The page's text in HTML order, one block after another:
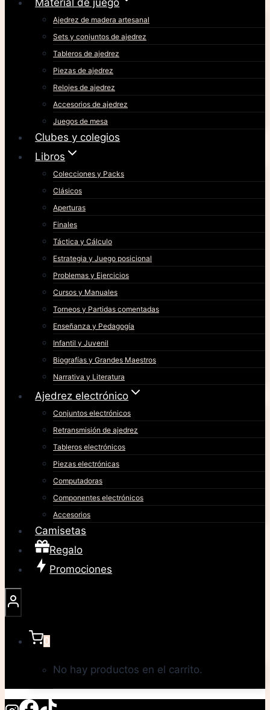
Material de juego
Ajedrez de madera artesanal
Sets y conjuntos de ajedrez
Tableros de ajedrez
Piezas de ajedrez
Relojes de ajedrez
Accesorios de ajedrez
Juegos de mesa
Clubes y colegios
Libros
Colecciones y Packs
Clásicos
Aperturas
Finales
Táctica y Cálculo
Estrategia y Juego posicional
Problemas y Ejercicios
Cursos y Manuales
Torneos y Partidas comentadas
Enseñanza y Pedagogía
Infantil y Juvenil
Biografías y Grandes Maestros
Narrativa y Literatura
Ajedrez electrónico
Conjuntos electrónicos
Retransmisión de ajedrez
Tableros electrónicos
Piezas electrónicas
Computadoras
Componentes electrónicos
Accesorios
Camisetas
Regalo
Promociones
0
No hay productos en el carrito.